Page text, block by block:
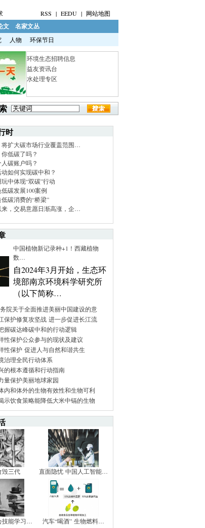
RSS | EEDU | 网站地图
文 名家文丛
人物 环保节日
环境生态招聘信息
益友资讯台
水处理专区
时
扩大碳市场行业覆盖范围…
低碳了吗？
碳账户吗？
如何实现碳中和？
中体现“双碳”行动
碳发展100案例
碳消费的“桥梁”
来，交易意愿日渐高涨，企…
中国植物新记录种+1！西藏植物
数…
自2024年3月开始，生态环
境部南京环境科学研究所
（以下简称…
院关于全面推进美丽中国建设的意
保护修复攻坚战 进一步促进长江流
握碳达峰碳中和的行动逻辑
性保护公众参与的现状及建议
性保护 促进人与自然和谐共生
治理全民行动体系
的根本遵循和行动指南
量保护美丽地球家园
内和体外的生物有效性和生物可利
示饮食策略能降低大米中镉的生物
毁三代 直面隐忧 中国人工智能…
能学习… 汽车“喝酒” 生物燃料…